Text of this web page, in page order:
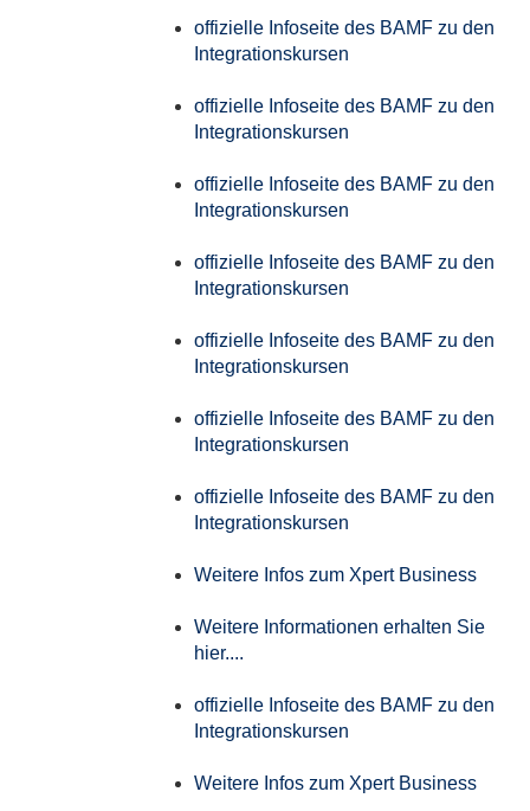
offizielle Infoseite des BAMF zu den
Integrationskursen
offizielle Infoseite des BAMF zu den
Integrationskursen
offizielle Infoseite des BAMF zu den
Integrationskursen
offizielle Infoseite des BAMF zu den
Integrationskursen
offizielle Infoseite des BAMF zu den
Integrationskursen
offizielle Infoseite des BAMF zu den
Integrationskursen
offizielle Infoseite des BAMF zu den
Integrationskursen
Weitere Infos zum Xpert Business
Weitere Informationen erhalten Sie
hier....
offizielle Infoseite des BAMF zu den
Integrationskursen
Weitere Infos zum Xpert Business